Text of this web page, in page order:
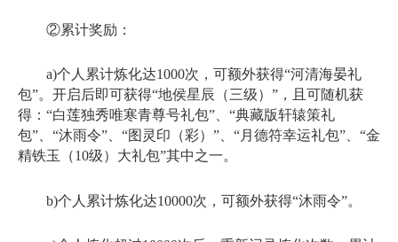
②累计奖励：
a)个人累计炼化达1000次，可额外获得“河清海晏礼
包”。开启后即可获得“地侯星辰（三级）”，且可随机获
得：“白莲独秀唯寒青尊号礼包”、“典藏版轩辕策礼
包”、“沐雨令”、“图灵印（彩）”、“月德符幸运礼包”、“金
精铁玉（10级）大礼包”其中之一。
b)个人累计炼化达10000次，可额外获得“沐雨令”。